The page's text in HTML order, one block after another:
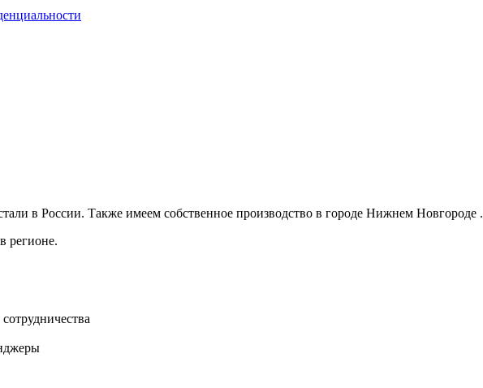
в России. Также имеем собственное производство в городе Нижнем Новгороде .
регионе.